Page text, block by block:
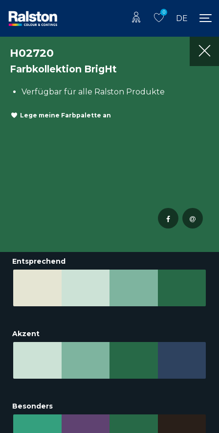
0
DE
H02720
Farbkollektion BrigHt
Verfügbar für alle Ralston Produkte
Lege meine Farbpalette an
Entsprechend
Akzent
Besonders